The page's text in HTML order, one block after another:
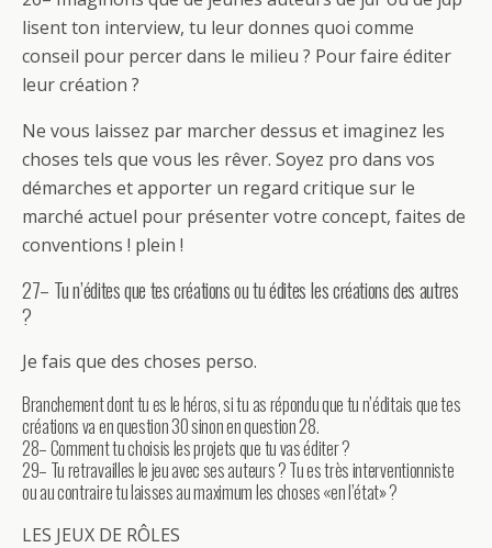
lisent ton interview, tu leur donnes quoi comme
conseil pour percer dans le milieu ? Pour faire éditer
leur création ?
Ne vous laissez par marcher dessus et imaginez les
choses tels que vous les rêver. Soyez pro dans vos
démarches et apporter un regard critique sur le
marché actuel pour présenter votre concept, faites de
conventions ! plein !
27– Tu n’édites que tes créations ou tu édites les créations des autres
?
Je fais que des choses perso.
Branchement dont tu es le héros, si tu as répondu que tu n’éditais que tes
créations va en question 30 sinon en question 28.
28– Comment tu choisis les projets que tu vas éditer ?
29– Tu retravailles le jeu avec ses auteurs ? Tu es très interventionniste
ou au contraire tu laisses au maximum les choses «en l’état» ?
LES JEUX DE RÔLES